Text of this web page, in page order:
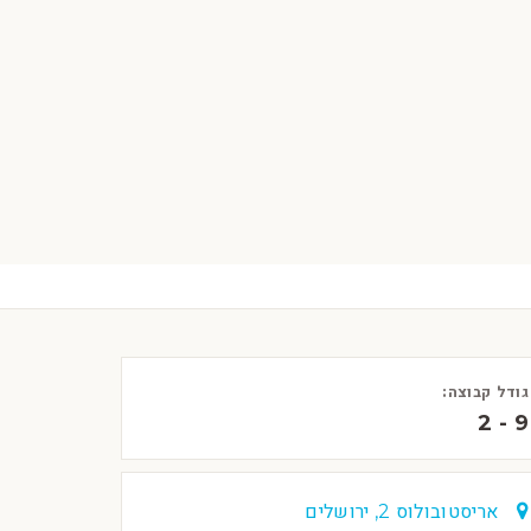
גודל קבוצה:
2 - 9
אריסטובולוס 2, ירושלים